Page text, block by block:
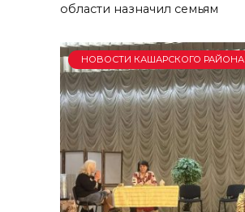
области назначил семьям
НОВОСТИ КАШАРСКОГО РАЙОНА